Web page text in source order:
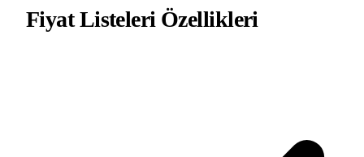
Fiyat ListeleriÖzellikleri